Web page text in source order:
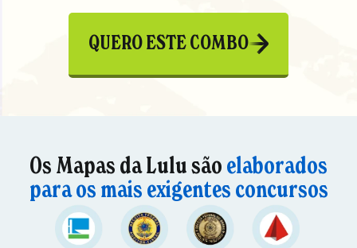
QUERO ESTE COMBO
Os Mapas da Lulu são elaborados
para os mais exigentes concursos